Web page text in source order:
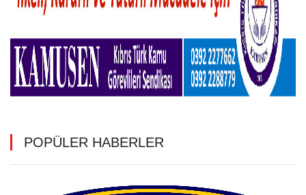
POPÜLER HABERLER